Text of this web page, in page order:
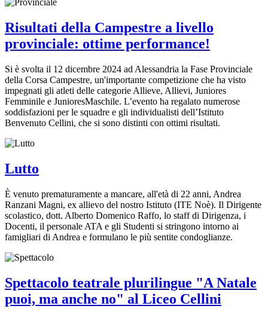
Risultati della Campestre a livello
provinciale: ottime performance!
Si è svolta il 12 dicembre 2024 ad Alessandria la Fase Provinciale
della Corsa Campestre, un'importante competizione che ha visto
impegnati gli atleti delle categorie Allieve, Allievi, Juniores
Femminile e JunioresMaschile. L’evento ha regalato numerose
soddisfazioni per le squadre e gli individualisti dell’Istituto
Benvenuto Cellini, che si sono distinti con ottimi risultati.
Lutto
È venuto prematuramente a mancare, all'età di 22 anni, Andrea
Ranzani Magni, ex allievo del nostro Istituto (ITE Noè). Il Dirigente
scolastico, dott. Alberto Domenico Raffo, lo staff di Dirigenza, i
Docenti, il personale ATA e gli Studenti si stringono intorno ai
famigliari di Andrea e formulano le più sentite condoglianze.
Spettacolo teatrale plurilingue "A Natale
puoi, ma anche no" al Liceo Cellini